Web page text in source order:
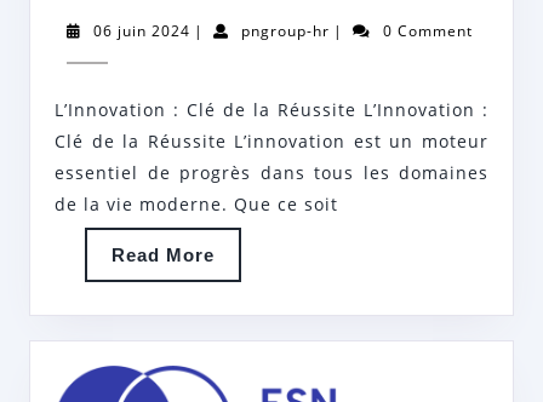
LE
06 juin 2024 06| pngroup-hrpngroup-
| 0 Comment
L’Innovation : Clé de la Réussite L’Innovation :
Clé de la Réussite L’innovation est un moteur
essentiel de progrès dans tous les domaines
de la vie moderne. Que ce soit
Read More
More